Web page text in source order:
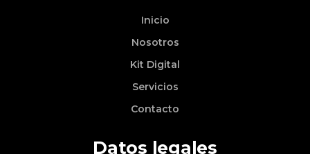
Inicio
Nosotros
Kit Digital
Servicios
Contacto
Datos legales